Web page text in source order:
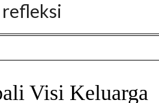
refleksi
Visi Keluarga